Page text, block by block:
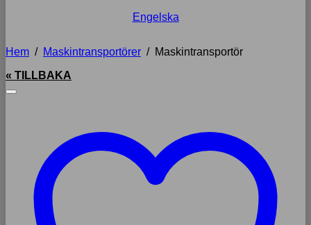
Engelska
Hem / Maskintransportörer / Maskintransportör
« TILLBAKA